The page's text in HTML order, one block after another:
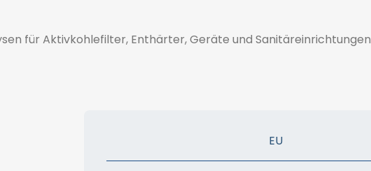
für Aktivkohlefilter, Enthärter, Geräte und Sanitäreinrichtungen
EU